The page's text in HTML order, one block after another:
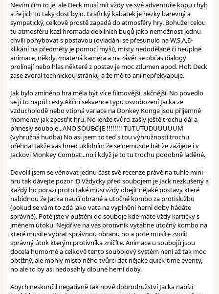
Nevím čím to je, ale Deck musí mít vždy ve své adventuře kopu chyb
a že jich tu taky dost bylo. Grafický kabátek je hezky barevný a
sympatický, celkově prostě zapadá do atmosféry hry. Bohužel celou
tu atmosféru kazí hromada debilních bugů jako nemožnost jednu
chvíli pohybovat s postavou (ovladání se přesunulo na W,S,A,D-
klikání na předměty je pomocí myši), místy nedodělané či neúplné
animace, někdy zmatená kamera a na závěr se občas dialogy
prolínají nebo hlas některé z postav je moc ztlumen apod. Holt Deck
zase zvoral technickou stránku a že mě to ani nepřekvapuje.
Jak bylo zmíněno hra měla být více filmovější, akčnější. No povedlo
se jí to napůl cesty.Akční sekvence typu osvobození Jacka ze
vzducholodě nebo vtipná variace na Donkey Konga jsou přijemné
momenty jak zpestřit hru. No jenže tvůrci zašly ještě trochu dál a
přinesly souboje...ANO SOUBOJE !!!!!!!! TUTUTUDUUUUUM
(vyhružná hudba) No asi jsem to teď s tou výhružností trochu
přehnal takže vás hned uklidním že se nemusíte bát že zažijete i v
Jackovi Monkey Combat...no i když je to tu trochu podobně laděné.
Dovolil jsem se věnovat jednu část své recenze právě na tuhle mini-
hru tak dávejte pozor :D Vždycky před soubojem je Jack nezkušený a
každý ho porazí proto také musí vždy obejít nějaké postavy které
nabídnou že Jacka naučí obrané a utočné kombo za protislužbu
(pokud se vám to zdá jako vata na vyplnění herní doby hádáte
správně). Poté jste v puštěni do souboje kde máte vždy kartičky s
jménem útoku. Nejdříve na vás protivník vytáhne utočný kombo na
které musíte vybrat správnou obranu no a poté musíte zvolit
správný útok kterým protivníka zničíte. Animace u soubojů jsou
docela humorné a celkově tento soubojový systém není až tak moc
obtížný, ale mohly místo něho tvůrci dát nějaké quick-time eventy,
no ale to by asi nedosáhly dlouhé herní doby.
Abych neskončil negativně tak nové dobrodružství Jacka nabízí